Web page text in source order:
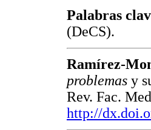
Palabras
(DeCS).
Ramírez-
problemas y
Rev. Fac.
http://